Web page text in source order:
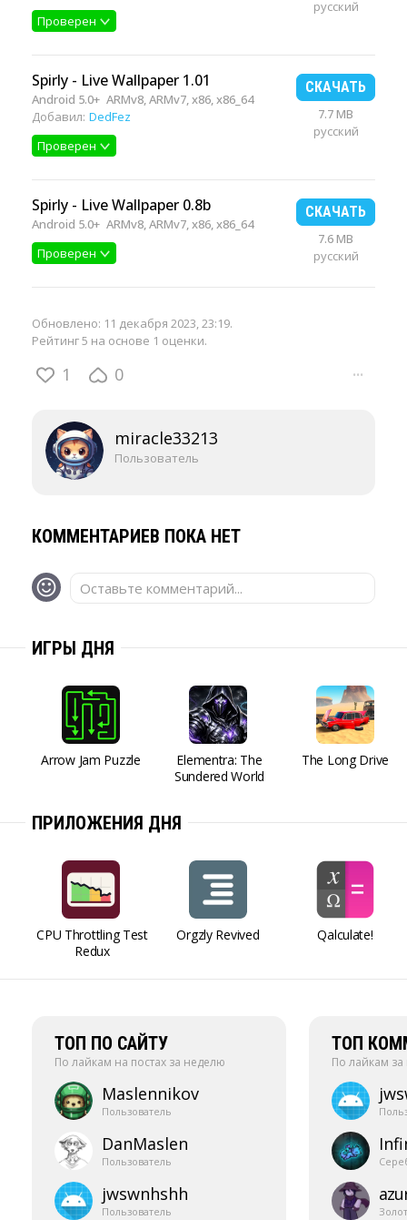
Проверен
русский
Spirly - Live Wallpaper 1.01
Android 5.0+ ARMv8, ARMv7, x86, x86_64
Добавил: DedFez
Проверен
СКАЧАТЬ
7.7 MB
русский
Spirly - Live Wallpaper 0.8b
Android 5.0+ ARMv8, ARMv7, x86, x86_64
Проверен
СКАЧАТЬ
7.6 MB
русский
Обновлено: 11 декабря 2023, 23:19.
Рейтинг 5 на основе 1 оценки.
1 0 ···
miracle33213
Пользователь
КОММЕНТАРИЕВ ПОКА НЕТ
Оставьте комментарий...
ИГРЫ ДНЯ
Arrow Jam Puzzle
Elementra: The
Sundered World
The Long Drive
ПРИЛОЖЕНИЯ ДНЯ
CPU Throttling Test
Redux
Orgzly Revived Qalculate!
ТОП ПО САЙТУ
По лайкам на постах за неделю
Maslennikov
Пользователь
DanMaslen
Пользователь
jwswnhshh
Пользователь
ТОП
По лайкам